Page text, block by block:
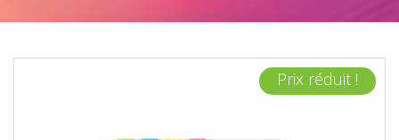
Prix réduit !